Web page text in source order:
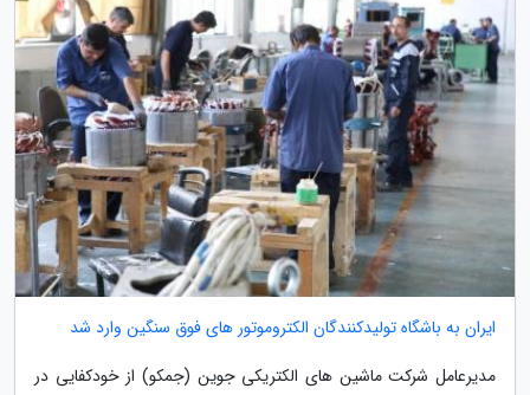
ایران به باشگاه تولیدکنندگان الکتروموتور های فوق سنگین وارد شد
مدیرعامل شرکت ماشین های الکتریکی جوین (جمکو) از خودکفایی در